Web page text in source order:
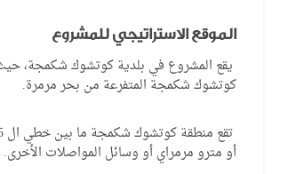
الموقع الاستراتيجي للمشروع
يقع المشروع في بلدية كوتشوك شكمجة، حيث
كوتشوك شكمجة المتفرعة من بحر مرمرة.
أو مترو مرمراي أو وسائل المواصلات الأخرى.
MTP018 نقدا